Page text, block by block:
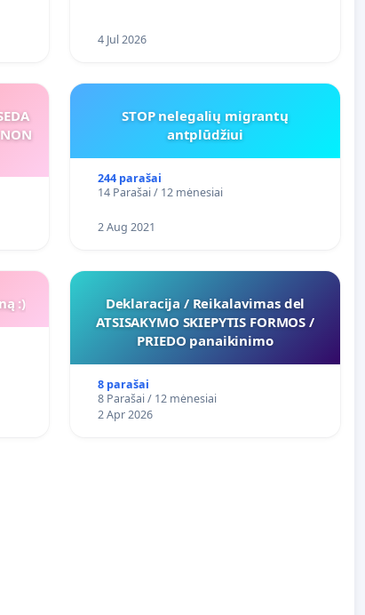
4 Jul 2026
STOP nelegalių migrantų
antplūdžiui
244 parašai
14 Parašai / 12 mėnesiai
2 Aug 2021
:)
Deklaracija / Reikalavimas del
ATSISAKYMO SKIEPYTIS FORMOS /
PRIEDO panaikinimo
8 parašai
8 Parašai / 12 mėnesiai
2 Apr 2026